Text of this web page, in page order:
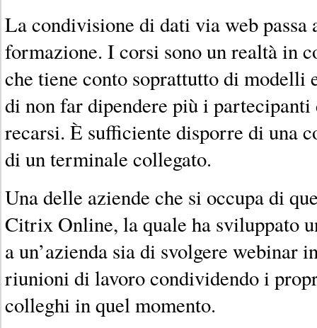
La condivisione di dati via web passa
formazione. I corsi sono un realtà in
che tiene conto soprattutto di modelli
di non far dipendere più i
recarsi. È sufficiente disporre di una
di un terminale collegato.
Una delle aziende che si occupa di
Citrix Online, la quale ha sviluppato
a un’azienda sia di svolgere webinar
riunioni di lavoro condividendo i
colleghi in quel momento.